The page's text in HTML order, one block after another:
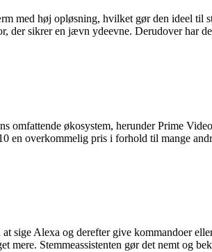
med høj opløsning, hvilket gør den ideel til
der sikrer en jævn ydeevne. Derudover har
omfattende økosystem, herunder Prime
en overkommelig pris i forhold til mange
sige Alexa og derefter give kommandoer
Stemmeassistenten gør det nemt og